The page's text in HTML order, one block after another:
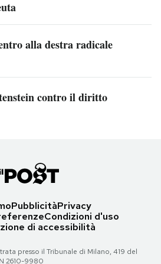
alla destra radicale
contro il diritto
PubblicitàPrivacy
Condizioni d'uso
di accessibilità
presso il Tribunale di Milano, 419 del
2610-9980